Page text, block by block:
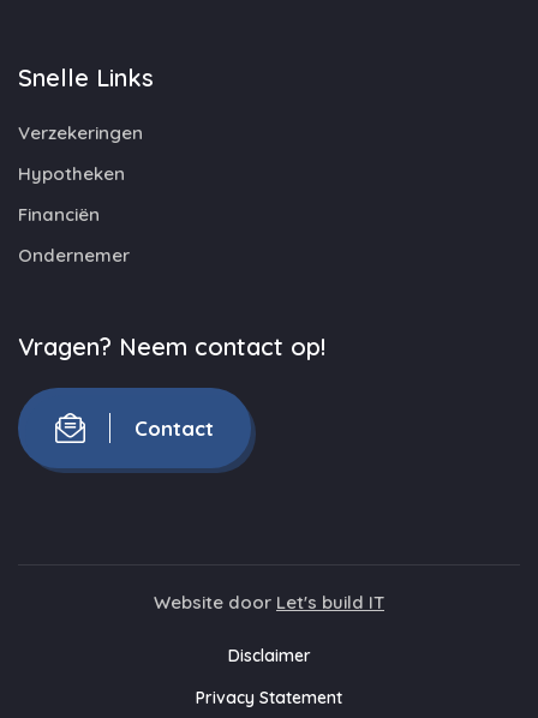
Snelle Links
Verzekeringen
Hypotheken
Financiën
Ondernemer
Vragen? Neem contact op!
Contact
Website door Let's build IT
Disclaimer
Privacy Statement